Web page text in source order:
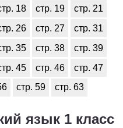
18 стр. 19
стр. 21
26 стр. 27
стр. 31
35 стр. 38
стр. 39
45 стр. 46
стр. 47
стр. 59 стр. 63
язык 1 класс